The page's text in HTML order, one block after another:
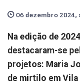
06 dezembro
Na edição de
destacaram-se
projetos: Maria
de mirtilo em Vila